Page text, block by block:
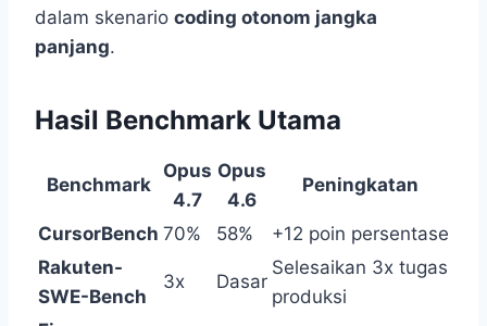
dalam skenario coding otonom jangka
panjang.
Hasil Benchmark Utama
Benchmark
Opus
4.7
Opus
4.6
Peningkatan
CursorBench 70% 58%
+12 poin persentase
Rakuten-
SWE-Bench
3x Dasar
Selesaikan 3x tugas
produksi